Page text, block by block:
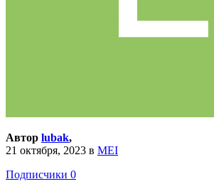
Автор lubak,
21 октября, 2023 в MEI
Подписчики 0